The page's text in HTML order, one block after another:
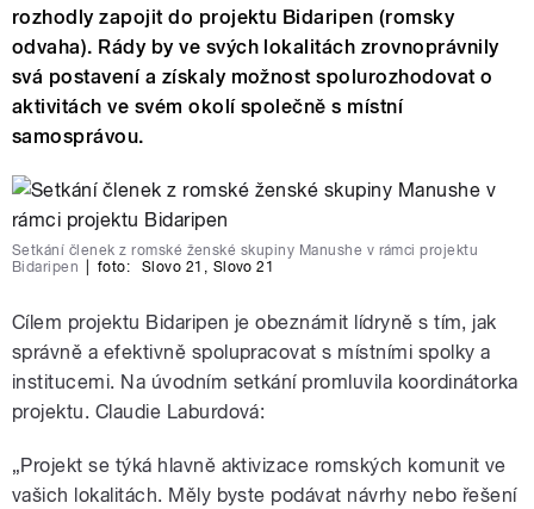
rozhodly zapojit do projektu Bidaripen (romsky
odvaha). Rády by ve svých lokalitách zrovnoprávnily
svá postavení a získaly možnost spolurozhodovat o
aktivitách ve svém okolí společně s místní
samosprávou.
Setkání členek z romské ženské skupiny Manushe v rámci projektu
Bidaripen
foto: Slovo 21 Slovo 21
Cílem projektu Bidaripen je obeznámit lídryně s tím, jak
správně a efektivně spolupracovat s místními spolky a
institucemi. Na úvodním setkání promluvila koordinátorka
projektu. Claudie Laburdová:
„Projekt se týká hlavně aktivizace romských komunit ve
vašich lokalitách. Měly byste podávat návrhy nebo řešení